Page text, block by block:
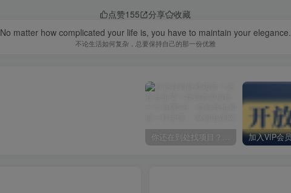
点赞155 分享
收藏
No matter how complicated your life is, you have to maintain your elegance.
不论生活如何复杂，总要保持自己的那一份优雅
你还在到处找项目？还在当韭菜？我却靠卖项目一个月赚5万，曾经我也和你一样懵懂。